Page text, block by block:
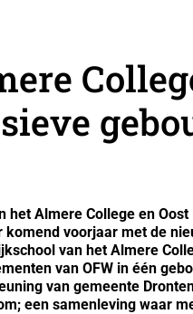
het Almere College en
voorjaar met de
van het Almere
van OFW in één
van gemeente
een samenleving waar